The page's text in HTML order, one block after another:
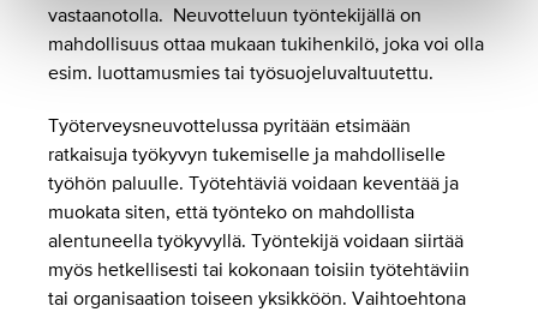
vastaanotolla. Neuvotteluun työntekijällä on
mahdollisuus ottaa mukaan tukihenkilö, joka voi olla
esim. luottamusmies tai työsuojeluvaltuutettu.
Työterveysneuvottelussa pyritään etsimään
ratkaisuja työkyvyn tukemiselle ja mahdolliselle
työhön paluulle. Työtehtäviä voidaan keventää ja
muokata siten, että työnteko on mahdollista
alentuneella työkyvyllä. Työntekijä voidaan siirtää
myös hetkellisesti tai kokonaan toisiin työtehtäviin
tai organisaation toiseen yksikköön. Vaihtoehtona